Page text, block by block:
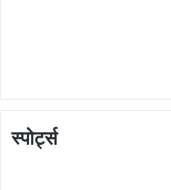
स्पोर्ट्स